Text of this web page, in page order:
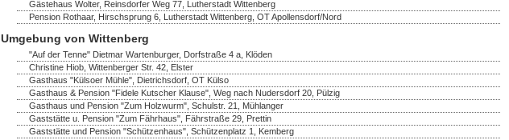
Gästehaus Wolter, Reinsdorfer Weg 77, Lutherstadt Wittenberg
Pension Rothaar, Hirschsprung 6, Lutherstadt Wittenberg, OT Apollensdorf/Nord
Umgebung von Wittenberg
"Auf der Tenne" Dietmar Wartenburger, Dorfstraße 4 a, Klöden
Christine Hiob, Wittenberger Str. 42, Elster
Gasthaus "Külsoer Mühle", Dietrichsdorf, OT Külso
Gasthaus & Pension "Fidele Kutscher Klause", Weg nach Nudersdorf 20, Pülzig
Gasthaus und Pension "Zum Holzwurm", Schulstr. 21, Mühlanger
Gaststätte u. Pension "Zum Fährhaus", Fährstraße 29, Prettin
Gaststätte und Pension "Schützenhaus", Schützenplatz 1, Kemberg